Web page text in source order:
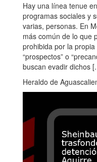
Hay una línea tenue
programas sociales y
varias, personas. En
más común de lo que
prohibida por la
“prospectos” o
buscan evadir dichos
Heraldo de